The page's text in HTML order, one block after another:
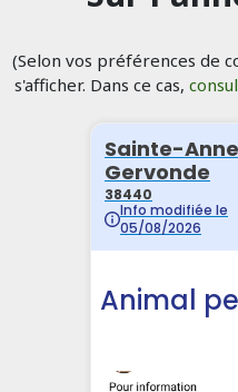
(Selon vos préférences de
s'afficher. Dans ce cas,